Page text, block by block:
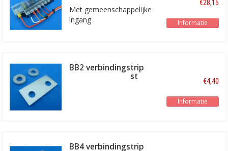
Met gemeenschappelijke
ingang
€28,15
Informatie
BB2 verbindingstrip
voor zekeringkast
€4,40
Informatie
BB4 verbindingstrip